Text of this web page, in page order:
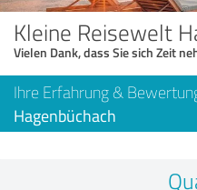
Kleine Reisewelt
Vielen Dank, dass Sie sich Zeit
Ihre Erfahrung &
Hagenbüchach